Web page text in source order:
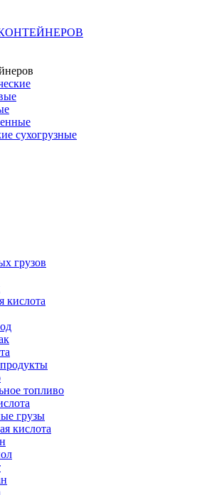
сухогрузные
грузов
кислота
топливо
грузы
кислота